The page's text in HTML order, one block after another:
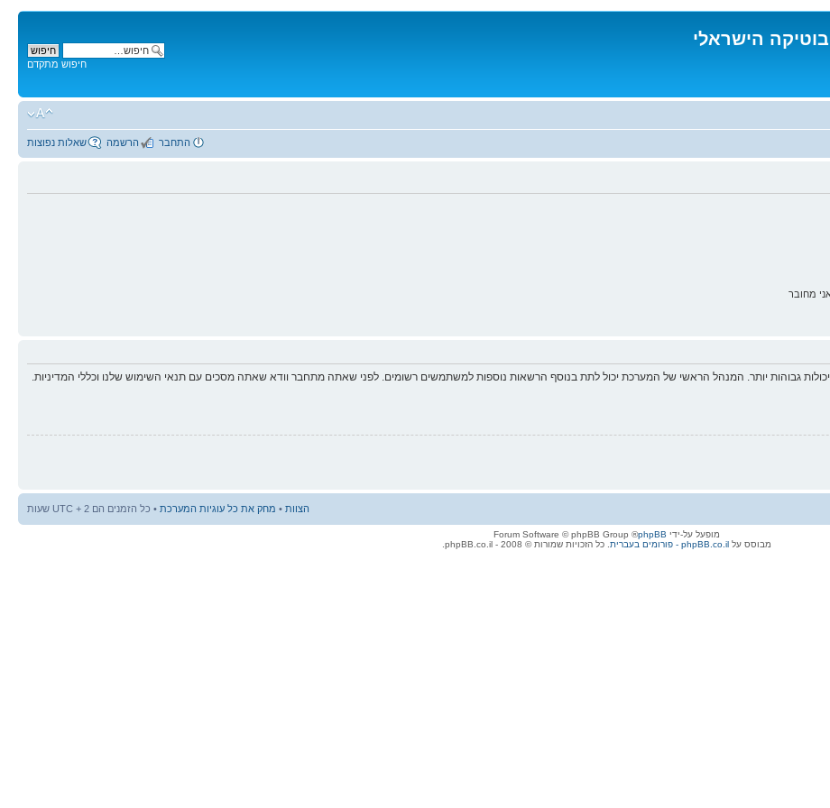
הישראלי
חיפוש מתקדם
שאלות נפוצות הרשמה התחבר
מחובר
גבוהות יותר. המנהל הראשי של המערכת יכול לתת בנוסף הרשאות נוספות למשתמשים רשומים. לפני שאתה מתחבר וודא שאתה מסכים עם תנאי השימוש שלנו וכללי המדיניות.
הצוות • מחק את כל עוגיות המערכת • כל הזמנים הם UTC + 2 שעות
מופעל על-ידי phpBB
® Forum Software © phpBB Group
מבוסס עלphpBB.co.il - פורומים בעברית . כל הזכויות שמורות © 2008 - phpBB.co.il.